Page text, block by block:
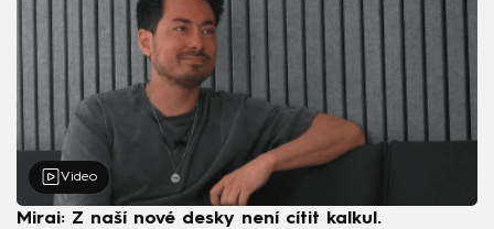
Video
Mirai: Z naší nové desky není cítit kalkul.